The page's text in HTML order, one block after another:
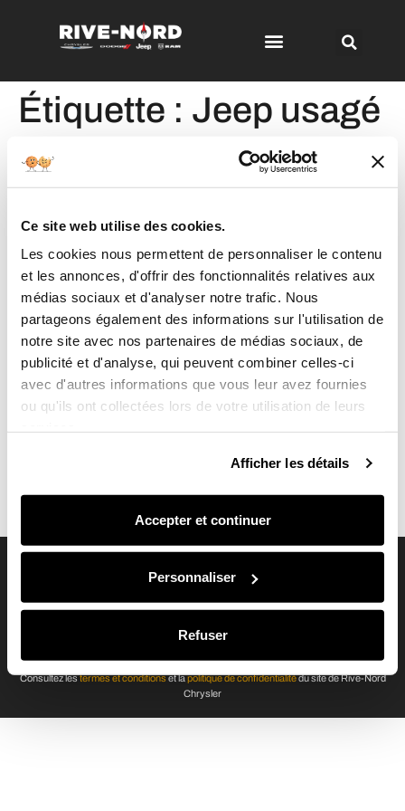
Ce site web utilise des cookies.
Les cookies nous permettent de personnaliser le contenu
et les annonces, d'offrir des fonctionnalités relatives aux
médias sociaux et d'analyser notre trafic. Nous
partageons également des informations sur l'utilisation de
notre site avec nos partenaires de médias sociaux, de
publicité et d'analyse, qui peuvent combiner celles-ci
avec d'autres informations que vous leur avez fournies
ou qu'ils ont collectées lors de votre utilisation de leurs
Afficher les détails
Accepter et continuer
Personnaliser
Refuser
Étiquette : Jeep usagé
Votre nouveau Jeep usagé
pour prendre possession de votre Jeep Wrangler usagé, ce jouet ultime
auquel vous rêviez depuis votre enfance.
RIVE-NORD CHRYSLER
2180, boul. du Curé-Labelle, St-Jérôme, QC, J7Y 1T3
©2026 Rive-Nord Chrysler. Tous droits réservés.
Consultez lestermes et conditionset lapolitique de confidentialitédu site de Rive-Nord
Chrysler